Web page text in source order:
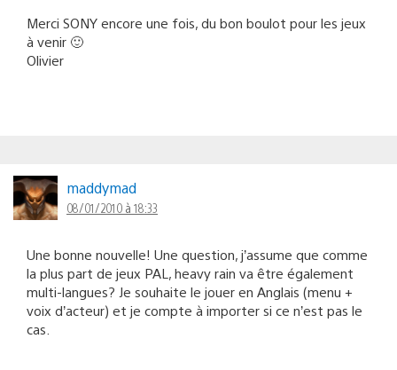
Merci SONY encore une fois, du bon boulot pour les jeux
à venir 🙂
Olivier
maddymad
08/01/2010 à 18:33
Une bonne nouvelle! Une question, j’assume que comme
la plus part de jeux PAL, heavy rain va être également
multi-langues? Je souhaite le jouer en Anglais (menu +
voix d’acteur) et je compte à importer si ce n’est pas le
cas.